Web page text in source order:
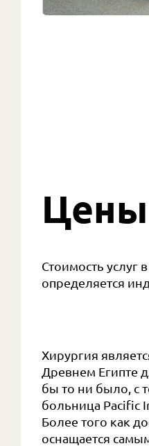
Цены
Стоимость услуг
определяется
Хирургия
Древнем Египте
бы то ни было, с
больница Pacific
Более того как
оснащается